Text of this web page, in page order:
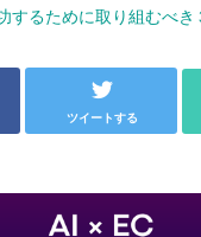
するために取り組むべき
ツイートする